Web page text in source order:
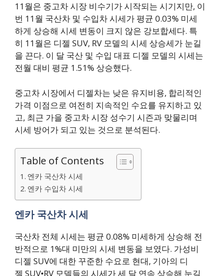
11월은 중고차 시장 비수기가 시작되는 시기지만, 이
번 11월 국산차 및 수입차 시세가 평균 0.03% 미세
하게 상승해 시세 변동이 크지 않은 강보합세다. 특
히 11월은 디젤 SUV, RV 모델의 시세 상승세가 눈길
을 끈다. 이 달 국산 및 수입 대표 디젤 모델의 시세는
전월 대비 평균 1.51% 상승했다.
중고차 시장에서 디젤차는 낮은 유지비용, 합리적인
가격 이점으로 여전히 지속적인 수요를 유지하고 있
고, 최근 가을 중고차 시장 성수기 시즌과 맞물리며
시세 방어가 되고 있는 것으로 분석된다.
Table of Contents
엔카 국산차 시세
엔카 수입차 시세
엔카 국산차 시세
국산차 전체 시세는 평균 0.08% 미세하게 상승해 전
반적으로 1%대 미만의 시세 변동을 보였다. 가성비
디젤 SUV에 대한 꾸준한 수요로 현대, 기아의 디
젤 SUV•RV 모델들의 시세가 세 달 연속 상승해 눈길